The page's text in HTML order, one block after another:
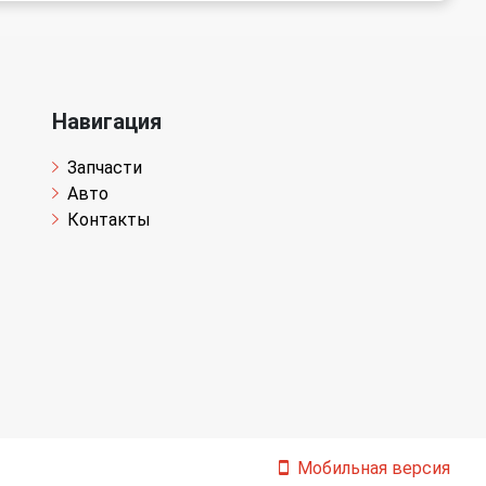
Навигация
Запчасти
Авто
Контакты
Мобильная версия